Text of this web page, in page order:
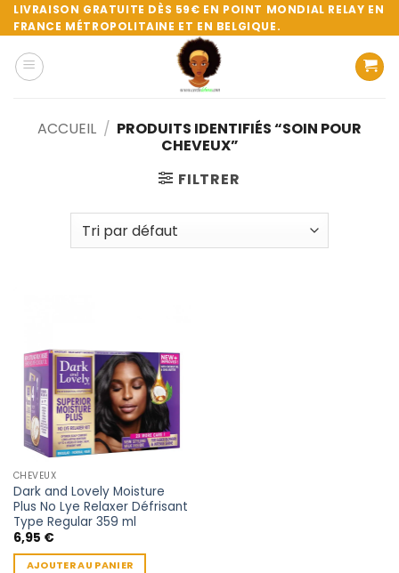
Passer
au
contenu
LIVRAISON GRATUITE DÈS 59€ EN POINT MONDIAL RELAY EN
FRANCE MÉTROPOLITAINE ET EN BELGIQUE.
ACCUEIL / PRODUITS IDENTIFIÉS “SOIN POUR
CHEVEUX”
FILTRER
CHEVEUX
Dark and Lovely Moisture
Plus No Lye Relaxer Défrisant
Type Regular 359 ml
6,95 €
AJOUTER AU PANIER